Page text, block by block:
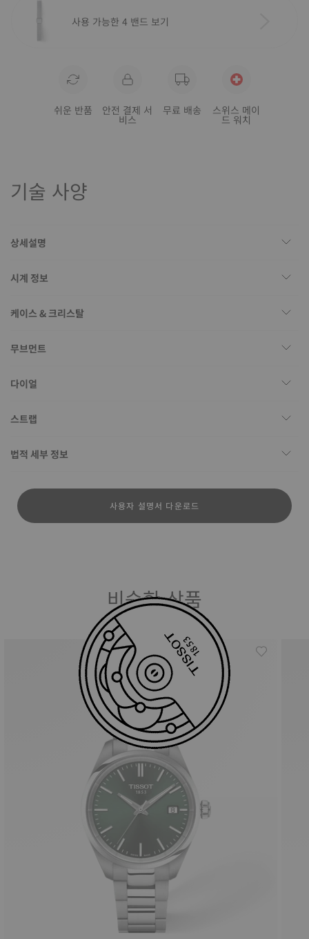
사용 가능한 4 밴드 보기
쉬운 반품 안전 결제 서
비스
무료 배송 스위스 메이
드 워치
기술 사양
상세설명
시계 정보
케이스 & 크리스탈
무브먼트
다이얼
스트랩
법적 세부 정보
사용자 설명서 다운로드
비슷한 상품